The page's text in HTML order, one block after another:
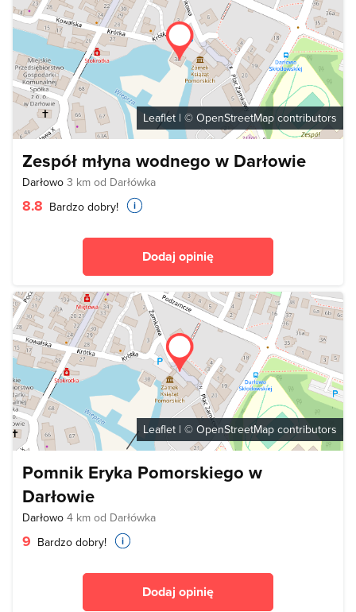
Leaflet | © OpenStreetMap contributors
Zespół młyna wodnego w Darłowie
Darłowo 3 km od Darłówka
8.8 Bardzo dobry!
Dodaj opinię
Leaflet | © OpenStreetMap contributors
Pomnik Eryka Pomorskiego w
Darłowie
Darłowo 4 km od Darłówka
9 Bardzo dobry!
Dodaj opinię